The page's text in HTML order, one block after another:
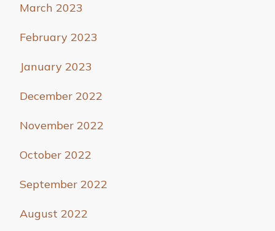
March 2023
February 2023
January 2023
December 2022
November 2022
October 2022
September 2022
August 2022